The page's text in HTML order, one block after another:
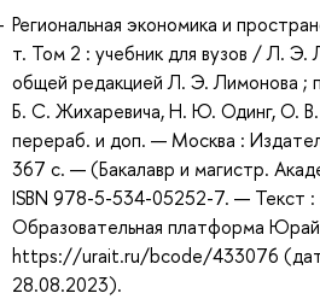
Региональная экономика и
т. Том 2 : учебник для вузов / Л.
общей редакцией Л. Э. Лимонова ;
Б. С. Жихаревича, Н. Ю. Одинг, О.
перераб. и доп. — Москва :
367 с. — (Бакалавр и магистр.
ISBN 978-5-534-05252-7. — Текст
Образовательная платформа
https://urait.ru/bcode/433076
28.08.2023).